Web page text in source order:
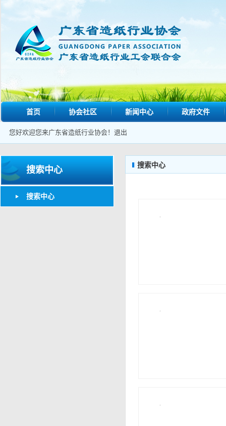
首页 协会社区 新闻中心 政府文件
您好欢迎您来广东省造纸行业协会！ 退出
搜索中心
搜索中心
搜索中心